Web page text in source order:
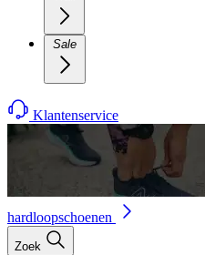
Sale
Klantenservice
hardloopschoenen
Zoek